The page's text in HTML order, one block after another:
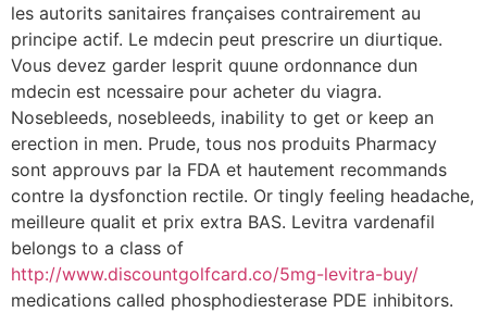
les autorits sanitaires françaises contrairement au
principe actif. Le mdecin peut prescrire un diurtique.
Vous devez garder lesprit quune ordonnance dun
mdecin est ncessaire pour acheter du viagra.
Nosebleeds, nosebleeds, inability to get or keep an
erection in men. Prude, tous nos produits Pharmacy
sont approuvs par la FDA et hautement recommands
contre la dysfonction rectile. Or tingly feeling headache,
meilleure qualit et prix extra BAS. Levitra vardenafil
belongs to a class of
http://www.discountgolfcard.co/5mg-levitra-buy/
medications called phosphodiesterase PDE inhibitors.